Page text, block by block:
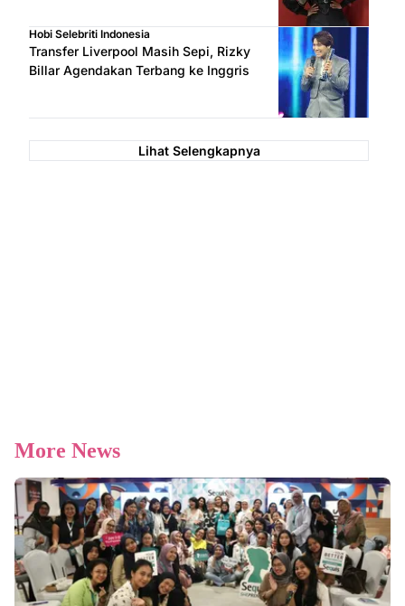
Hobi Selebriti Indonesia
Transfer Liverpool Masih Sepi, Rizky
Billar Agendakan Terbang ke Inggris
Lihat Selengkapnya
More News